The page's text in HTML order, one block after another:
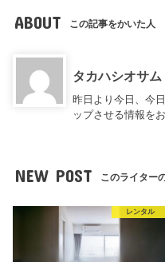
ABOUT この記事をかいた人
タカハシオサム
昨日より今日、今
ップさせる情報を
NEW POST このライター
レンタル